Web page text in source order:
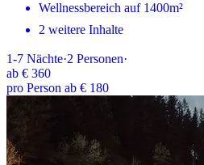
Wellnessbereich auf 1400m²
2 weitere Inhalte
1-7 Nächte·2 Personen·
ab € 360
pro Person ab € 180